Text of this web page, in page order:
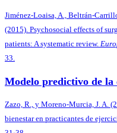
Jiménez-Loaisa, A., Beltrán-
(2015). Psychosocial effects of
patients: A systematic review.
33.
Modelo predictivo de la
Zazo, R., y Moreno-Murcia, J. A.
bienestar en practicantes de